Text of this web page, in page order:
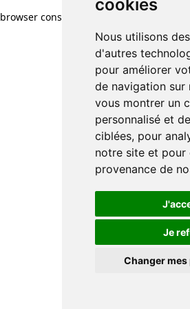
cookies
Nous utilisons
d'autres
pour améliorer
de navigation sur
vous montrer un
personnalisé et
ciblées, pour
notre site et pour
provenance de
Je
Changer
browser console for more information)